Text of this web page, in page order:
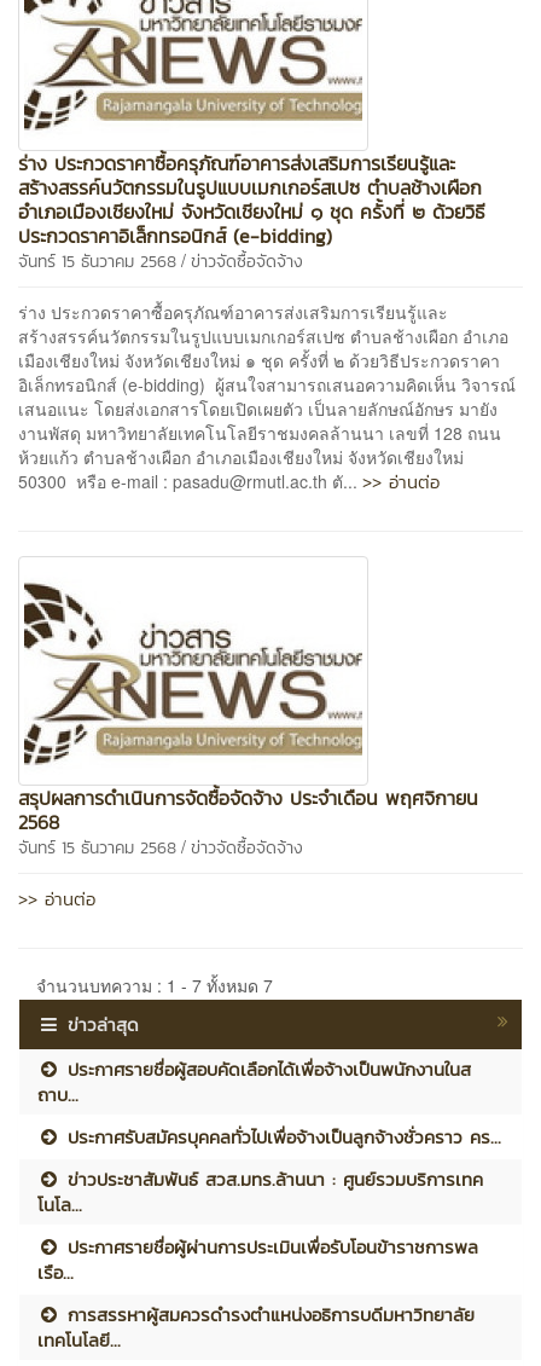
ร่าง ประกวดราคาซื้อครุภัณฑ์อาคารส่งเสริมการเรียนรู้และ
สร้างสรรค์นวัตกรรมในรูปแบบเมกเกอร์สเปซ ตำบลช้างเผือก
อำเภอเมืองเชียงใหม่ จังหวัดเชียงใหม่ ๑ ชุด ครั้งที่ ๒ ด้วยวิธี
ประกวดราคาอิเล็กทรอนิกส์ (e-bidding)
จันทร์ 15 ธันวาคม 2568 / ข่าวจัดซื้อจัดจ้าง
ร่าง ประกวดราคาซื้อครุภัณฑ์อาคารส่งเสริมการเรียนรู้และ
สร้างสรรค์นวัตกรรมในรูปแบบเมกเกอร์สเปซ ตำบลช้างเผือก อำเภอ
เมืองเชียงใหม่ จังหวัดเชียงใหม่ ๑ ชุด ครั้งที่ ๒ ด้วยวิธีประกวดราคา
อิเล็กทรอนิกส์ (e-bidding) ผู้สนใจสามารถเสนอความคิดเห็น วิจารณ์
เสนอแนะ โดยส่งเอกสารโดยเปิดเผยตัว เป็นลายลักษณ์อักษร มายัง
งานพัสดุ มหาวิทยาลัยเทคโนโลยีราชมงคลล้านนา เลขที่ 128 ถนน
ห้วยแก้ว ตำบลช้างเผือก อำเภอเมืองเชียงใหม่ จังหวัดเชียงใหม่
50300 หรือ e-mail : pasadu@rmutl.ac.th ตั... >> อ่านต่อ
สรุปผลการดำเนินการจัดซื้อจัดจ้าง ประจำเดือน พฤศจิกายน
2568
จันทร์ 15 ธันวาคม 2568 / ข่าวจัดซื้อจัดจ้าง
>> อ่านต่อ
จำนวนบทความ : 1 - 7 ทั้งหมด 7
ข่าวล่าสุด
ประกาศรายชื่อผู้สอบคัดเลือกได้เพื่อจ้างเป็นพนักงานในส
ถาบ...
ประกาศรับสมัครบุคคลทั่วไปเพื่อจ้างเป็นลูกจ้างชั่วคราว คร...
ข่าวประชาสัมพันธ์ สวส.มทร.ล้านนา : ศูนย์รวมบริการเทค
โนโล...
ประกาศรายชื่อผู้ผ่านการประเมินเพื่อรับโอนข้าราชการพล
เรือ...
การสรรหาผู้สมควรดำรงตำแหน่งอธิการบดีมหาวิทยาลัย
เทคโนโลยี...